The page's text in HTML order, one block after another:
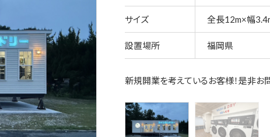
サイズ 全長12m×幅
設置場所 福岡県
新規開業を考えているお客様！是非お